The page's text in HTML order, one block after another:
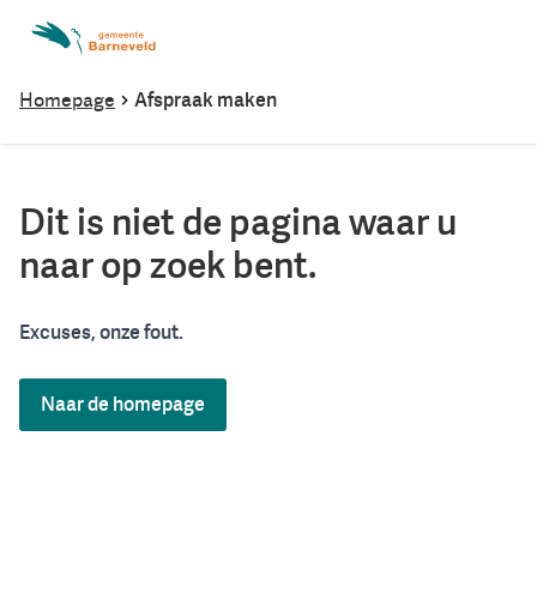
Homepage Afspraak maken
Dit is niet de pagina waar u
naar op zoek bent.
Excuses, onze fout.
Naar de homepage